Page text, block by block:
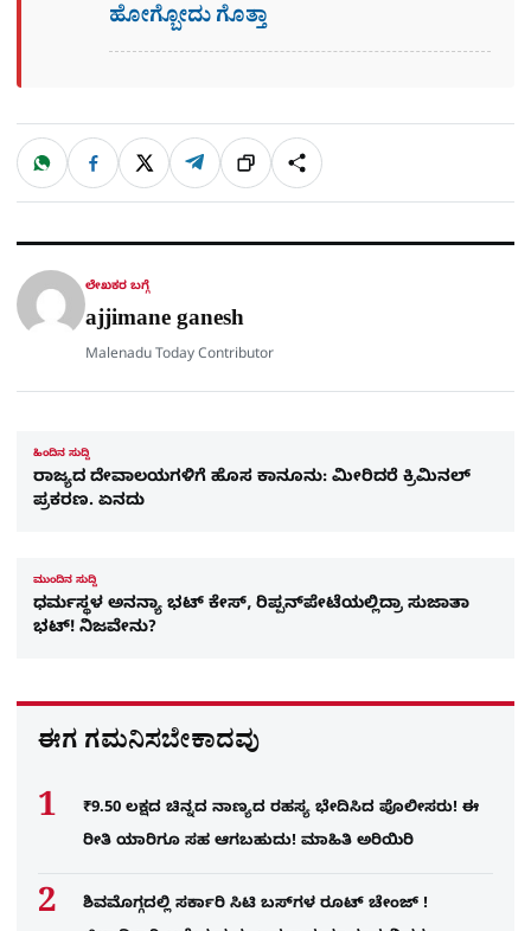
ಹೋಗ್ಬೋದು ಗೊತ್ತಾ
ಹಂಚಿಕೊಳ್ಳಿ
W
a
t
p
p
F
c
e
o
k
X T
l
e
a
m
ಲಿಂ
ಕ್
S
h
a
ಲೇಖಕರ ಬಗ್ಗೆ
ajjimane ganesh
Malenadu Today Contributor
ಹಿಂದಿನ ಸುದ್ದಿ
ರಾಜ್ಯದ ದೇವಾಲಯಗಳಿಗೆ ಹೊಸ ಕಾನೂನು: ಮೀರಿದರೆ ಕ್ರಿಮಿನಲ್
ಪ್ರಕರಣ. ಏನದು
ಮುಂದಿನ ಸುದ್ದಿ
ಧರ್ಮಸ್ಥಳ ಅನನ್ಯಾ ಭಟ್ ಕೇಸ್, ರಿಪ್ಪನ್​ಪೇಟೆಯಲ್ಲಿದ್ರಾ ಸುಜಾತಾ
ಭಟ್! ನಿಜವೇನು?
ಈಗ ಗಮನಿಸಬೇಕಾದವು
₹9.50 ಲಕ್ಷದ ಚಿನ್ನದ ನಾಣ್ಯದ ರಹಸ್ಯ ಭೇದಿಸಿದ ಪೊಲೀಸರು! ಈ
ರೀತಿ ಯಾರಿಗೂ ಸಹ ಆಗಬಹುದು! ಮಾಹಿತಿ ಅರಿಯಿರಿ
ಶಿವಮೊಗ್ಗದಲ್ಲಿ ಸರ್ಕಾರಿ ಸಿಟಿ ಬಸ್​ಗಳ ರೂಟ್ ಚೇಂಜ್ !